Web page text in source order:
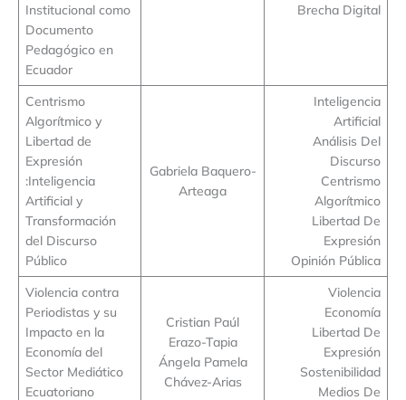
Institucional como
Documento
Pedagógico en
Ecuador
Brecha Digital
Centrismo
Algorítmico y
Libertad de
Expresión
:Inteligencia
Artificial y
Transformación
del Discurso
Público
Gabriela Baquero-
Arteaga
Inteligencia
Artificial
Análisis Del
Discurso
Centrismo
Algorítmico
Libertad De
Expresión
Opinión Pública
Violencia contra
Periodistas y su
Impacto en la
Economía del
Sector Mediático
Ecuatoriano
Cristian Paúl
Erazo-Tapia
Ángela Pamela
Chávez-Arias
Violencia
Economía
Libertad De
Expresión
Sostenibilidad
Medios De